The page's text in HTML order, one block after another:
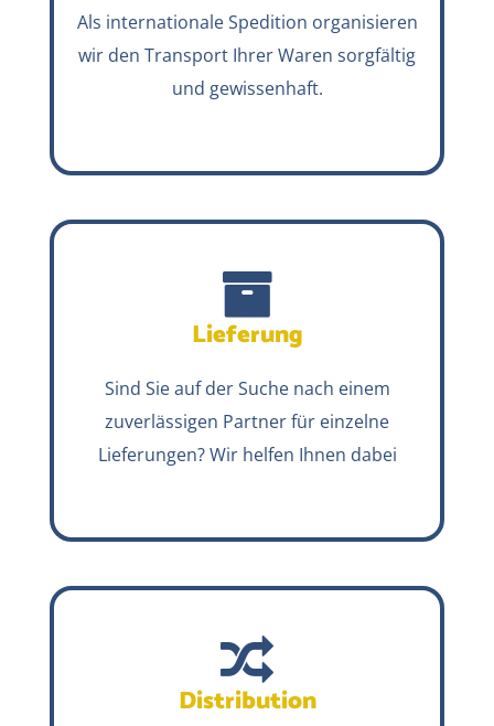
Als internationale Spedition organisieren
wir den Transport Ihrer Waren sorgfältig
und gewissenhaft.
Lieferung
Sind Sie auf der Suche nach einem
zuverlässigen Partner für einzelne
Lieferungen? Wir helfen Ihnen dabei
Distribution